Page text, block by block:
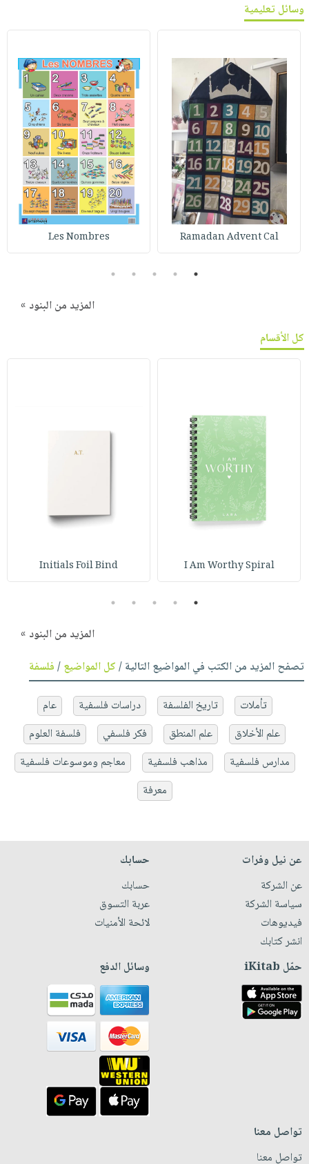
وسائل تعليمية
Ramadan Advent Cal
Les Nombres
1
2
3
4
5
المزيد من البنود »
كل الأقسام
I Am Worthy Spiral
Initials Foil Bind
1
2
3
4
5
المزيد من البنود »
تصفح المزيد من الكتب في المواضيع التالية /كل المواضيع/فلسفة
تأملات تاريخ الفلسفة دراسات فلسفية
عام
علم الأخلاق
علم المنطق فكر فلسفي
فلسفة العلوم
مدارس فلسفية
مذاهب فلسفية
معاجم وموسوعات فلسفية
معرفة
عن نيل وفرات
عن الشركة
سياسة الشركة
فيديوهات
انشر كتابك
حسابك
حسابك
عربة التسوق
لائحة الأمنيات
حمّل iKitab وسائل الدفع
تواصل معنا
تواصل معنا